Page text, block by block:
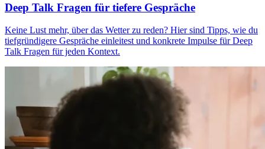
Deep Talk Fragen für tiefere Gespräche
Keine Lust mehr, über das Wetter zu reden? Hier sind Tipps, wie du
tiefgründigere Gespräche einleitest und konkrete Impulse für Deep
Talk Fragen für jeden Kontext.